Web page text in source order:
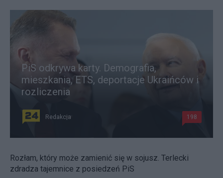
PiS odkrywa karty. Demografia,
mieszkania, ETS, deportacje Ukraińców i
rozliczenia
Redakcja 198
Rozłam, który może zamienić się w sojusz. Terlecki
zdradza tajemnice z posiedzeń PiS